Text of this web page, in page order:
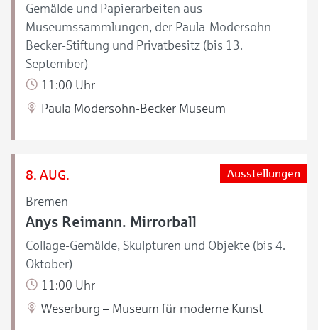
Gemälde und Papierarbeiten aus
Museumssammlungen, der Paula-Modersohn-
Becker-Stiftung und Privatbesitz (bis 13.
September)
11:00 Uhr
Paula Modersohn-Becker Museum
8. AUG.
Bremen
Ausstellungen
Anys Reimann. Mirrorball
Collage-Gemälde, Skulpturen und Objekte (bis 4.
Oktober)
11:00 Uhr
Weserburg – Museum für moderne Kunst